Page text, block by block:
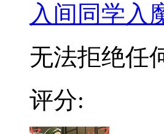
入间同学入
无法拒绝任
评分: